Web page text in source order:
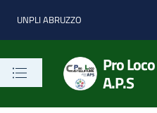
Vai alle notizie in primo piano
Vai al footer
UNPLI ABRUZZO
Pro
A.P.S